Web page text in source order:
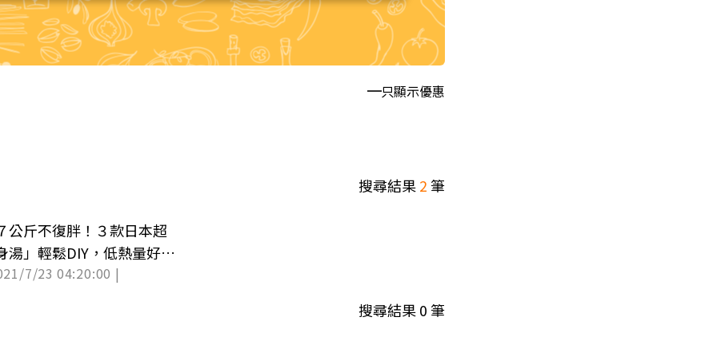
只顯示優惠
搜尋結果2筆
公斤不復胖！３款日本超
湯」輕鬆DIY，低熱量好吃
7/23 04:20:00 |
搜尋結果0筆